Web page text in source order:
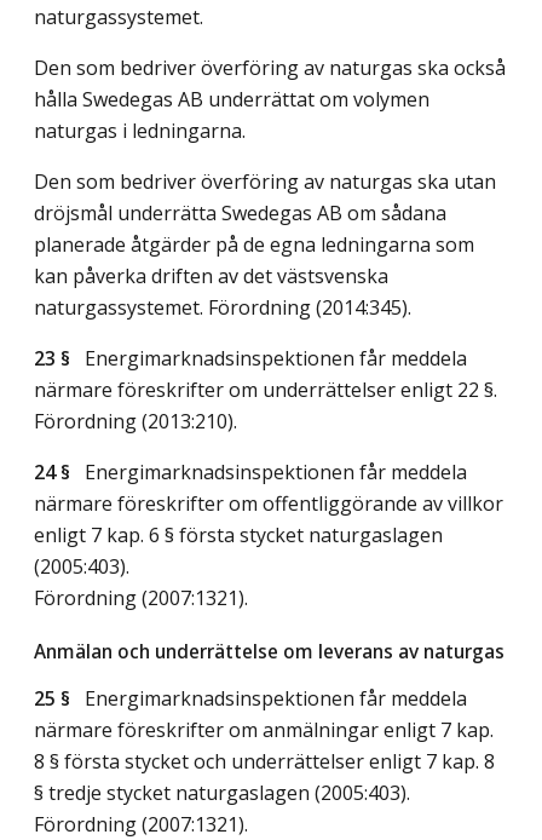
naturgassystemet.
Den som bedriver överföring av naturgas ska också
hålla Swedegas AB underrättat om volymen
naturgas i ledningarna.
Den som bedriver överföring av naturgas ska utan
dröjsmål underrätta Swedegas AB om sådana
planerade åtgärder på de egna ledningarna som
kan påverka driften av det västsvenska
naturgassystemet. Förordning (2014:345).
23 § Energimarknadsinspektionen får meddela
närmare föreskrifter om underrättelser enligt 22 §.
Förordning (2013:210).
24 § Energimarknadsinspektionen får meddela
närmare föreskrifter om offentliggörande av villkor
enligt 7 kap. 6 § första stycket naturgaslagen
(2005:403).
Förordning (2007:1321).
Anmälan och underrättelse om leverans av naturgas
25 § Energimarknadsinspektionen får meddela
närmare föreskrifter om anmälningar enligt 7 kap.
8 § första stycket och underrättelser enligt 7 kap. 8
§ tredje stycket naturgaslagen (2005:403).
Förordning (2007:1321).